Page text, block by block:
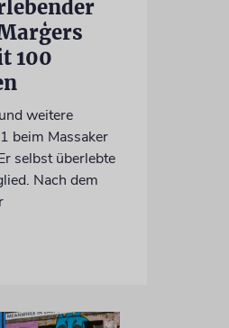
100
weitere
beim Massaker
selbst überlebte
Nach dem